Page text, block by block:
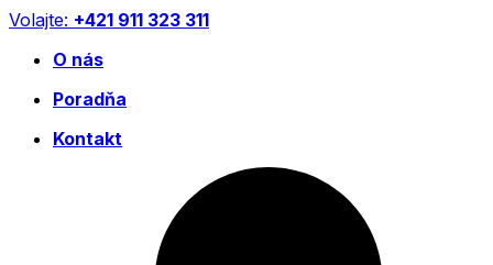
Preskočiť
obsah
Volajte: +421 911 323 311
O nás
Poradňa
Kontakt